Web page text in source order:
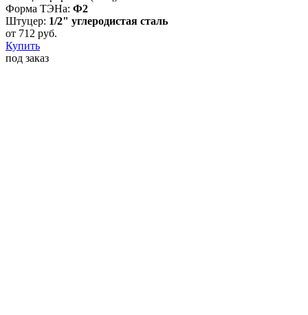
Форма ТЭНа: Ф2
Штуцер: 1/2" углеродистая сталь
от 712 руб.
Купить
под заказ